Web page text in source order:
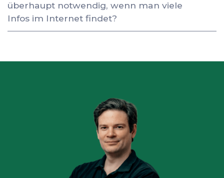
überhaupt notwendig, wenn man viele
Infos im Internet findet?